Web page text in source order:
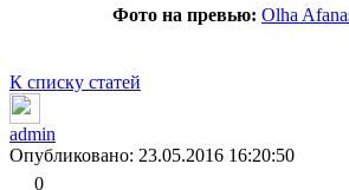
Фото на превью: Olha
К списку статей
admin
Опубликовано: 23.05.2016 16:20:50
0